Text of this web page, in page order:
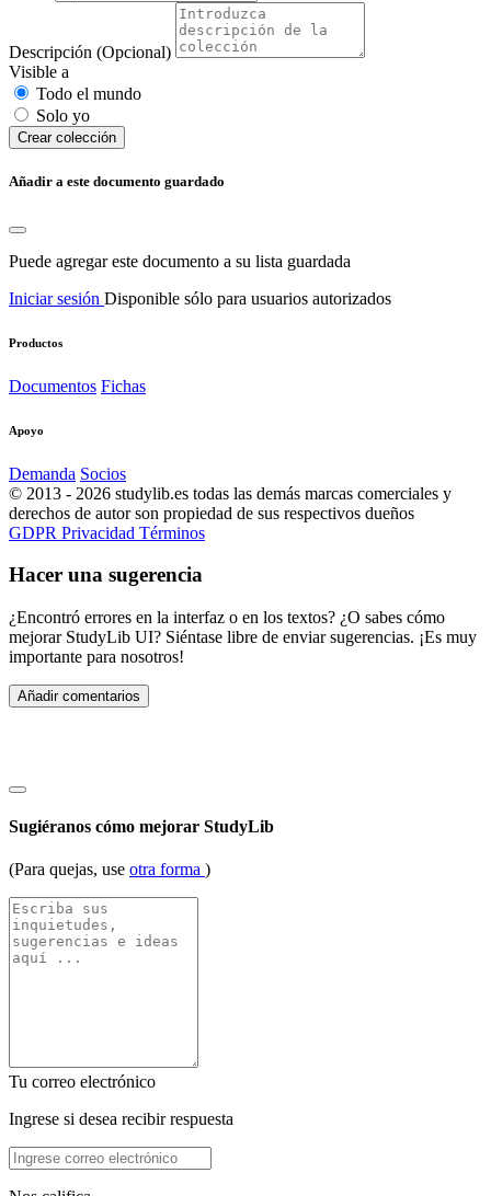
Descripción (Opcional)
Visible a
Todo el mundo
Solo yo
Сrear colección
Añadir a este documento guardado
Puede agregar este documento a su lista guardada
Iniciar sesión Disponible sólo para usuarios autorizados
Productos
Documentos Fichas
Apoyo
Demanda Socios
© 2013 - 2026 studylib.es todas las demás marcas comerciales y
derechos de autor son propiedad de sus respectivos dueños
GDPR Privacidad Términos
Hacer una sugerencia
¿Encontró errores en la interfaz o en los textos? ¿O sabes cómo
mejorar StudyLib UI? Siéntase libre de enviar sugerencias. ¡Es muy
importante para nosotros!
Añadir comentarios
Sugiéranos cómo mejorar StudyLib
(Para quejas, use otra forma )
Tu correo electrónico
Ingrese si desea recibir respuesta